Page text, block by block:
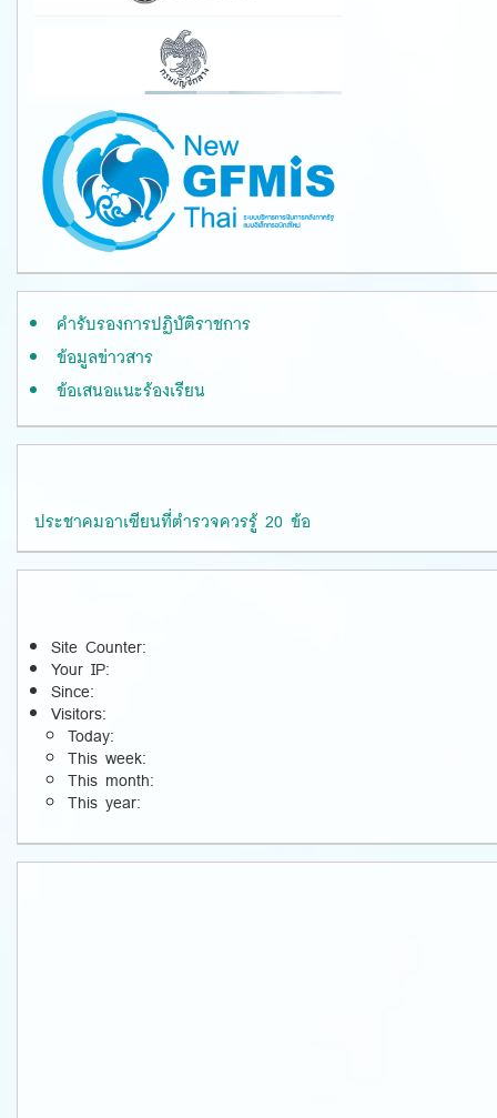
คำรับรองการปฏิบัติราชการ
ข้อมูลข่าวสาร
ข้อเสนอแนะร้องเรียน
ประชาคมอาเซียนที่ตำรวจควรรู้ 20 ข้อ
Site Counter:
Your IP:
Since:
Visitors:
Today:
This week:
This month:
This year: